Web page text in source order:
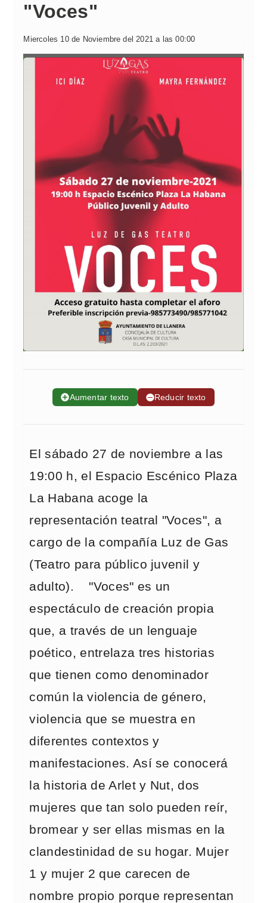
"Voces"
Miercoles 10 de Noviembre del 2021 a las 00:00
➕Aumentar texto ➖Reducir texto
El sábado 27 de noviembre a las
19:00 h, el Espacio Escénico Plaza
La Habana acoge la
representación teatral "Voces", a
cargo de la compañía Luz de Gas
(Teatro para público juvenil y
adulto). "Voces" es un
espectáculo de creación propia
que, a través de un lenguaje
poético, entrelaza tres historias
que tienen como denominador
común la violencia de género,
violencia que se muestra en
diferentes contextos y
manifestaciones. Así se conocerá
la historia de Arlet y Nut, dos
mujeres que tan solo pueden reír,
bromear y ser ellas mismas en la
clandestinidad de su hogar. Mujer
1 y mujer 2 que carecen de
nombre propio porque representan